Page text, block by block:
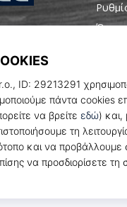
Όροι